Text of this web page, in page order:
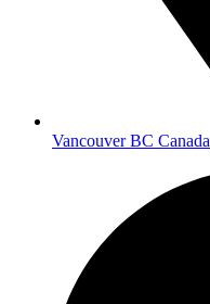
Vancouver BC Canada